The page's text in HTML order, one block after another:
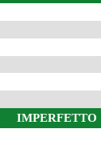
IMPERFETTO